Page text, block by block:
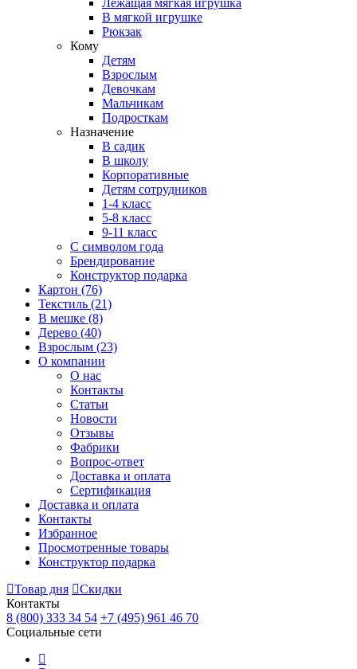
Лежащая мягкая игрушка
В мягкой игрушке
Рюкзак
Кому
Детям
Взрослым
Девочкам
Мальчикам
Подросткам
Назначение
В садик
В школу
Корпоративные
Детям сотрудников
1-4 класс
5-8 класс
9-11 класс
С символом года
Брендирование
Конструктор подарка
Картон (76)
Текстиль (21)
В мешке (8)
Дерево (40)
Взрослым (23)
О компании
О нас
Контакты
Статьи
Новости
Отзывы
Фабрики
Вопрос-ответ
Доставка и оплата
Сертификация
Доставка и оплата
Контакты
Избранное
Просмотренные товары
Конструктор подарка
Товар дня
Скидки
Контакты
8 (800) 333 34 54 +7 (495) 961 46 70
Социальные сети